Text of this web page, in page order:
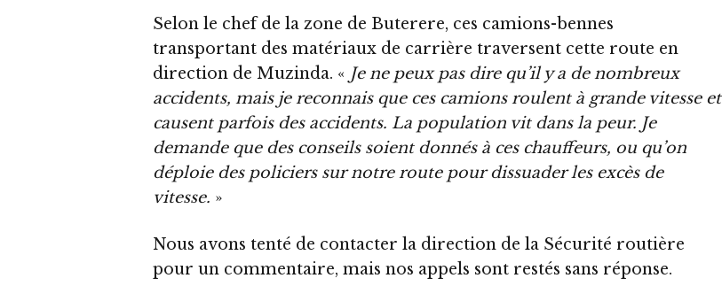
Selon le chef de la zone de Buterere, ces camions-bennes
transportant des matériaux de carrière traversent cette route en
direction de Muzinda. « Je ne peux pas dire qu’il y a de nombreux
accidents, mais je reconnais que ces camions roulent à grande vitesse et
causent parfois des accidents. La population vit dans la peur. Je
demande que des conseils soient donnés à ces chauffeurs, ou qu’on
déploie des policiers sur notre route pour dissuader les excès de
vitesse. »
Nous avons tenté de contacter la direction de la Sécurité routière
pour un commentaire, mais nos appels sont restés sans réponse.